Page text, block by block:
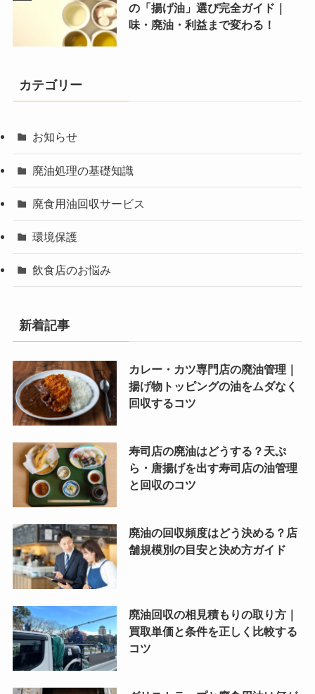
の「揚げ油」選び完全ガイド｜
味・廃油・利益まで変わる！
カテゴリー
お知らせ
廃油処理の基礎知識
廃食用油回収サービス
環境保護
飲食店のお悩み
新着記事
カレー・カツ専門店の廃油管理｜
揚げ物トッピングの油をムダなく
回収するコツ
寿司店の廃油はどうする？天ぷ
ら・唐揚げを出す寿司店の油管理
と回収のコツ
廃油の回収頻度はどう決める？店
舗規模別の目安と決め方ガイド
廃油回収の相見積もりの取り方｜
買取単価と条件を正しく比較する
コツ